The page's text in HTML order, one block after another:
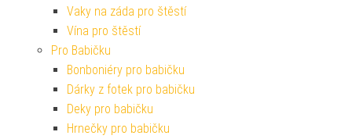
Vaky na záda pro štěstí
Vína pro štěstí
Pro Babičku
Bonboniéry pro babičku
Dárky z fotek pro babičku
Deky pro babičku
Hrnečky pro babičku